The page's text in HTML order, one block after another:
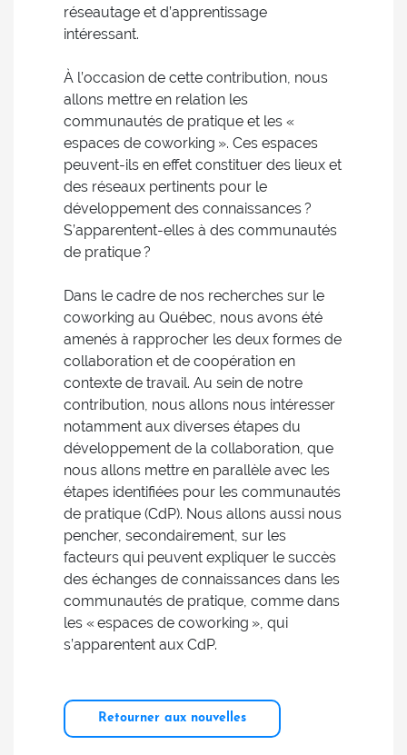
réseautage et d’apprentissage
intéressant.
À l’occasion de cette contribution, nous
allons mettre en relation les
communautés de pratique et les «
espaces de coworking ». Ces espaces
peuvent-ils en effet constituer des lieux et
des réseaux pertinents pour le
développement des connaissances ?
S’apparentent-elles à des communautés
de pratique ?
Dans le cadre de nos recherches sur le
coworking au Québec, nous avons été
amenés à rapprocher les deux formes de
collaboration et de coopération en
contexte de travail. Au sein de notre
contribution, nous allons nous intéresser
notamment aux diverses étapes du
développement de la collaboration, que
nous allons mettre en parallèle avec les
étapes identifiées pour les communautés
de pratique (CdP). Nous allons aussi nous
pencher, secondairement, sur les
facteurs qui peuvent expliquer le succès
des échanges de connaissances dans les
communautés de pratique, comme dans
les « espaces de coworking », qui
s’apparentent aux CdP.
Retourner aux nouvelles